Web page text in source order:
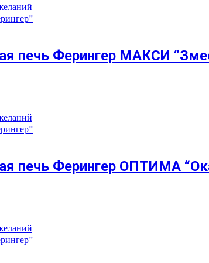
печь Ферингер МАКСИ
печь Ферингер ОПТИМА